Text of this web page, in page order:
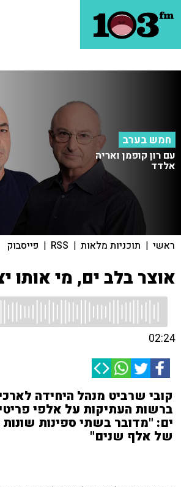
חמש בערב
עם רון קופמן ואריה
אלדד
ראשי | תוכניות מלאות |
RSS
| פייסבוק
אוצר בלב ים, מי אותו
02:24
קובי שרביט מנהל היחידה
ברשות העתיקות על אלפי
ים: "מדובר בשתי ספינות
של אלף שנים"